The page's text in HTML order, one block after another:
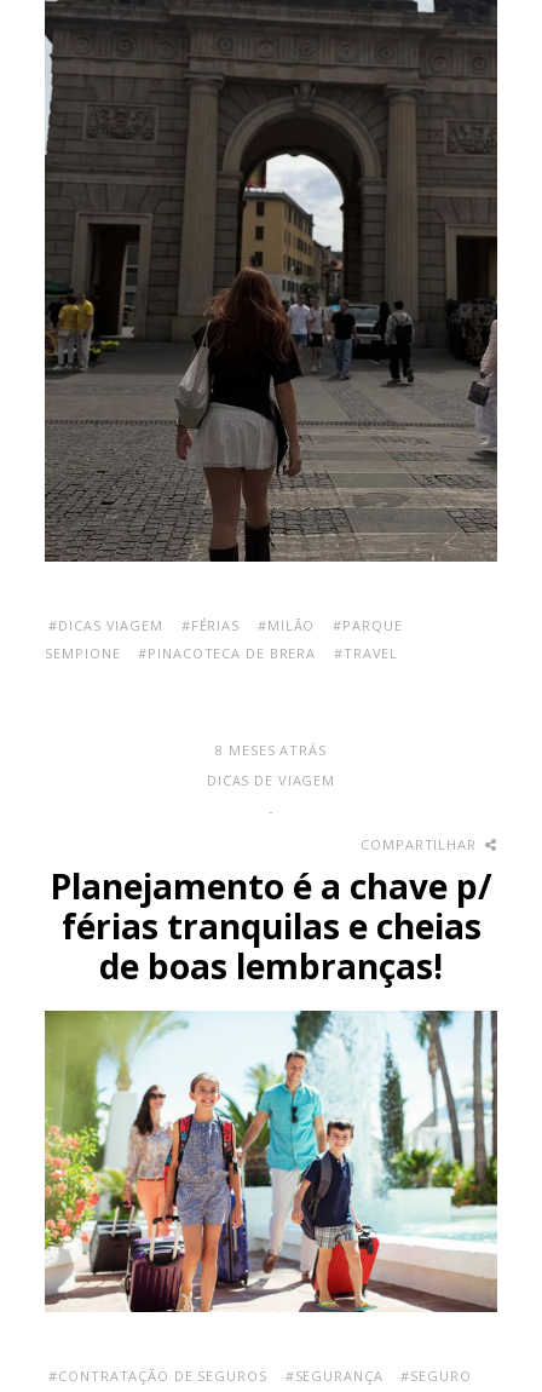
#DICAS VIAGEM #FÉRIAS #MILÃO
#PARQUE
SEMPIONE
#PINACOTECA DE BRERA #TRAVEL
8 MESES ATRÁS
DICAS DE VIAGEM
-
COMPARTILHAR
Planejamento é a chave p/
férias tranquilas e cheias
de boas lembranças!
#CONTRATAÇÃO DE SEGUROS #SEGURANÇA
#SEGURO